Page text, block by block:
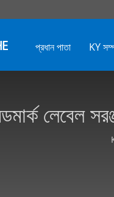
প্রধান পাতা KY
লেবেল